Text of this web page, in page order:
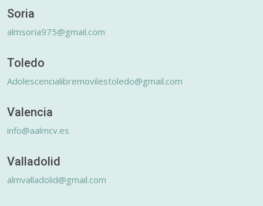
Soria
almsoria975@gmail.com
Toledo
Adolescencialibremovilestoledo@gmail.com
Valencia
info@aalmcv.es
Valladolid
almvalladolid@gmail.com